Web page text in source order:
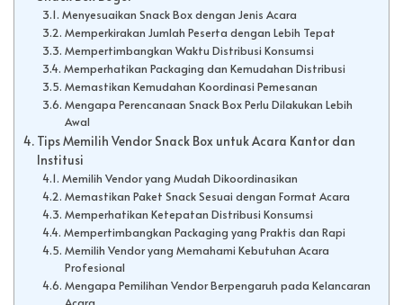
Menyesuaikan Snack Box dengan Jenis Acara
Memperkirakan Jumlah Peserta dengan Lebih Tepat
Mempertimbangkan Waktu Distribusi Konsumsi
Memperhatikan Packaging dan Kemudahan Distribusi
Memastikan Kemudahan Koordinasi Pemesanan
Mengapa Perencanaan Snack Box Perlu Dilakukan Lebih
Awal
Tips Memilih Vendor Snack Box untuk Acara Kantor dan
Institusi
Memilih Vendor yang Mudah Dikoordinasikan
Memastikan Paket Snack Sesuai dengan Format Acara
Memperhatikan Ketepatan Distribusi Konsumsi
Mempertimbangkan Packaging yang Praktis dan Rapi
Memilih Vendor yang Memahami Kebutuhan Acara
Profesional
Mengapa Pemilihan Vendor Berpengaruh pada Kelancaran